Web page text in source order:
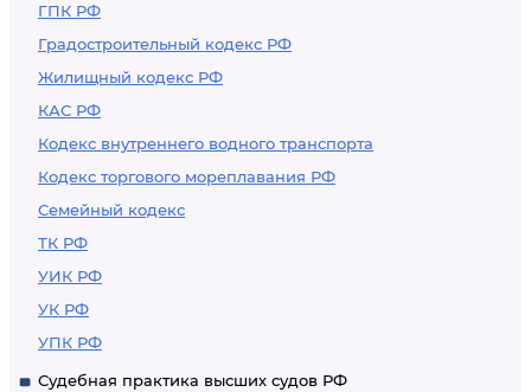
ГПК РФ
Градостроительный кодекс РФ
Жилищный кодекс РФ
КАС РФ
Кодекс внутреннего водного транспорта
Кодекс торгового мореплавания РФ
Семейный кодекс
ТК РФ
УИК РФ
УК РФ
УПК РФ
Судебная практика высших судов РФ